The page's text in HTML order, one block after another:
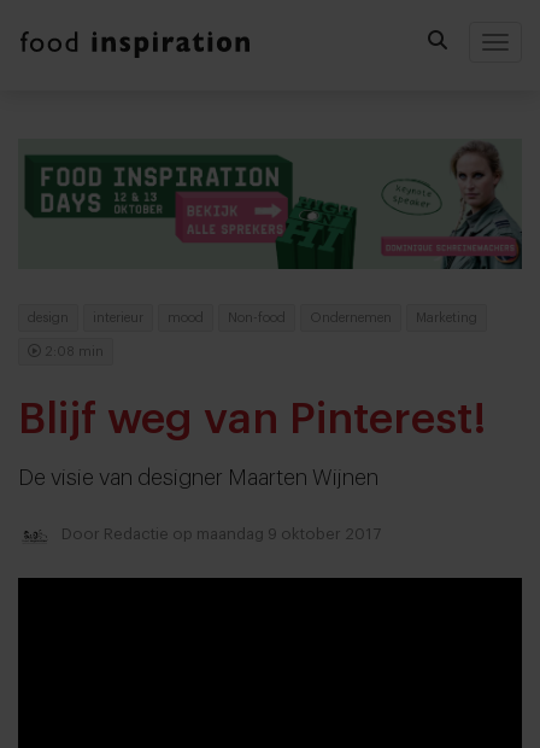
design interieur mood Non-food Ondernemen Marketing
2:08 min
Blijf weg van Pinterest!
De visie van designer Maarten Wijnen
Door Redactie op maandag 9 oktober 2017